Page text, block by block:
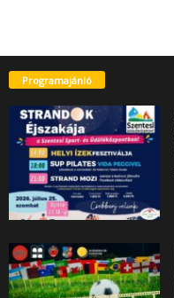
Programajánló